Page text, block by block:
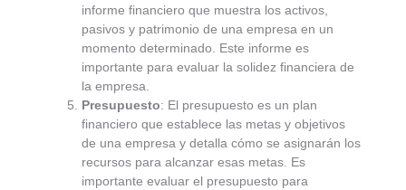
informe financiero que muestra los activos,
pasivos y patrimonio de una empresa en un
momento determinado. Este informe es
importante para evaluar la solidez financiera de
la empresa.
Presupuesto: El presupuesto es un plan
financiero que establece las metas y objetivos
de una empresa y detalla cómo se asignarán los
recursos para alcanzar esas metas. Es
importante evaluar el presupuesto para